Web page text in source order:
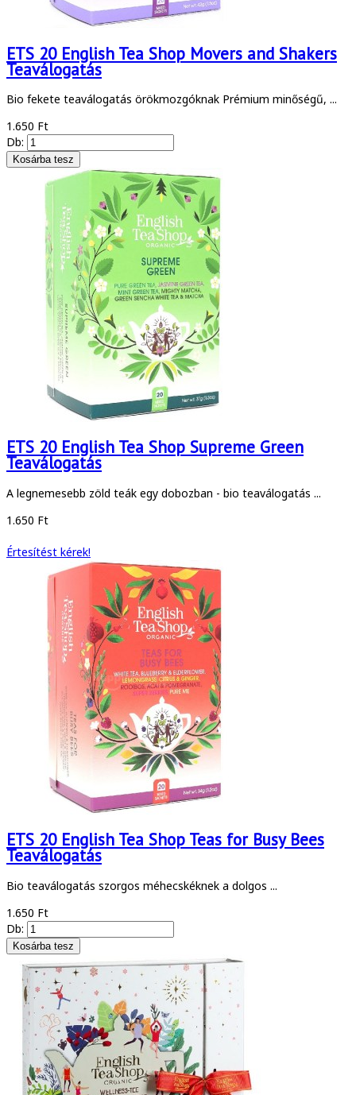
ETS 20 English Tea Shop Movers and Shakers
Teaválogatás
Bio fekete teaválogatás örökmozgóknak Prémium minőségű, ...
1.650 Ft
Db:
ETS 20 English Tea Shop Supreme Green
Teaválogatás
A legnemesebb zöld teák egy dobozban - bio teaválogatás ...
1.650 Ft
Értesítést kérek!
ETS 20 English Tea Shop Teas for Busy Bees
Teaválogatás
Bio teaválogatás szorgos méhecskéknek a dolgos ...
1.650 Ft
Db: